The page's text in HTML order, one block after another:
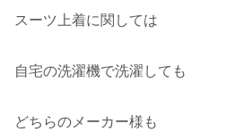
スーツ上着に関しては
自宅の洗濯機で洗濯しても
どちらのメーカー様も